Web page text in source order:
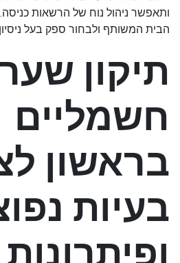
ותאפשר ניהול נוח של הרשאות
הבית המשותף ולבחור ספק בעל
תיקון
חשמליים
בראשון
בעיות
ופיתרונות